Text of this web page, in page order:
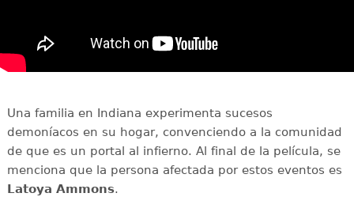
Una familia en Indiana experimenta sucesos
demoníacos en su hogar, convenciendo a la comunidad
de que es un portal al infierno. Al final de la película, se
menciona que la persona afectada por estos eventos es
Latoya Ammons.